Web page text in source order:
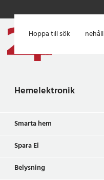
Hoppa till huvudinnehåll
Hoppa till sök
Hemelektronik
Smarta hem
Spara El
Belysning